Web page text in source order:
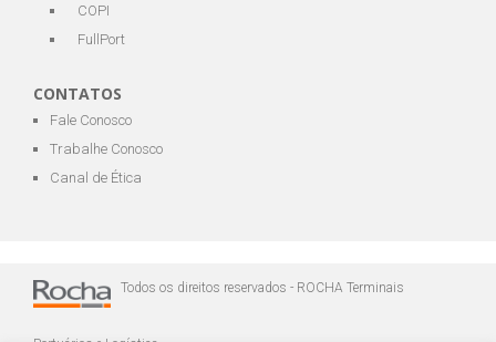
COPI
FullPort
CONTATOS
Fale Conosco
Trabalhe Conosco
Canal de Ética
Todos os direitos reservados - ROCHA Terminais